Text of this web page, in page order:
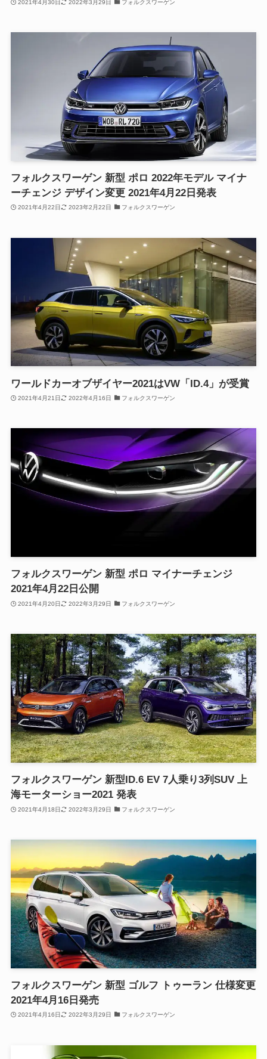
2021年4月30日 2022年3月29日 フォルクスワーゲン
フォルクスワーゲン 新型 ポロ 2022年モデル マイナ
ーチェンジ デザイン変更 2021年4月22日発表
2021年4月22日 2023年2月22日 フォルクスワーゲン
ワールドカーオブザイヤー2021はVW「ID.4」が受賞
2021年4月21日 2022年4月16日 フォルクスワーゲン
フォルクスワーゲン 新型 ポロ マイナーチェンジ
2021年4月22日公開
2021年4月20日 2022年3月29日 フォルクスワーゲン
フォルクスワーゲン 新型ID.6 EV 7人乗り3列SUV 上
海モーターショー2021 発表
2021年4月18日 2022年3月29日 フォルクスワーゲン
フォルクスワーゲン 新型 ゴルフ トゥーラン 仕様変更
2021年4月16日発売
2021年4月16日 2022年3月29日 フォルクスワーゲン